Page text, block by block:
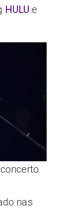
HULU e
nas